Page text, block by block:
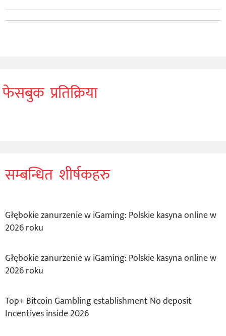
फेसबुक प्रतिक्रिया
सम्बन्धित शीर्षकहरु
Głębokie zanurzenie w iGaming: Polskie kasyna online w
2026 roku
Głębokie zanurzenie w iGaming: Polskie kasyna online w
2026 roku
Top+ Bitcoin Gambling establishment No deposit
Incentives inside 2026